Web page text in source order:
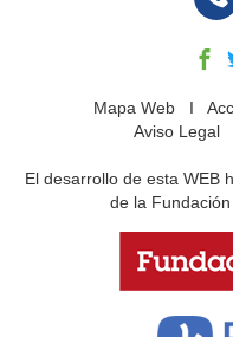
Mapa WebI
Aviso Legal
El desarrollo de esta WEB
de la